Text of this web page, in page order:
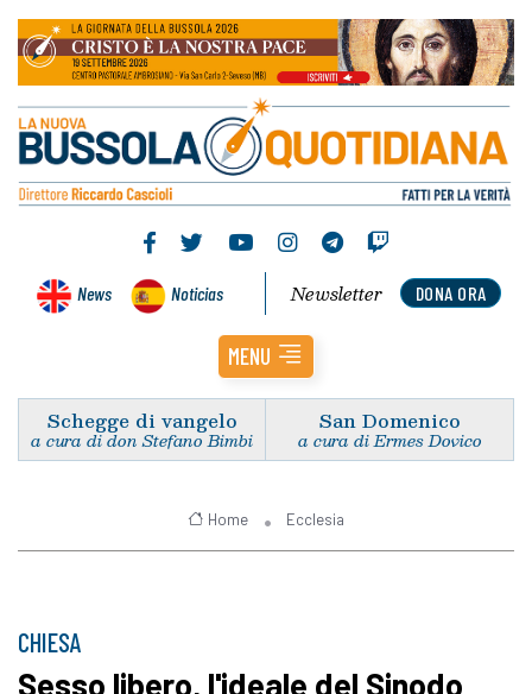
News Noticias DONA ORA
Newsletter
MENU
Schegge di vangelo
a cura di don Stefano Bimbi
San Domenico
a cura di Ermes Dovico
Home Ecclesia
CHIESA
Sesso libero, l'ideale del Sinodo